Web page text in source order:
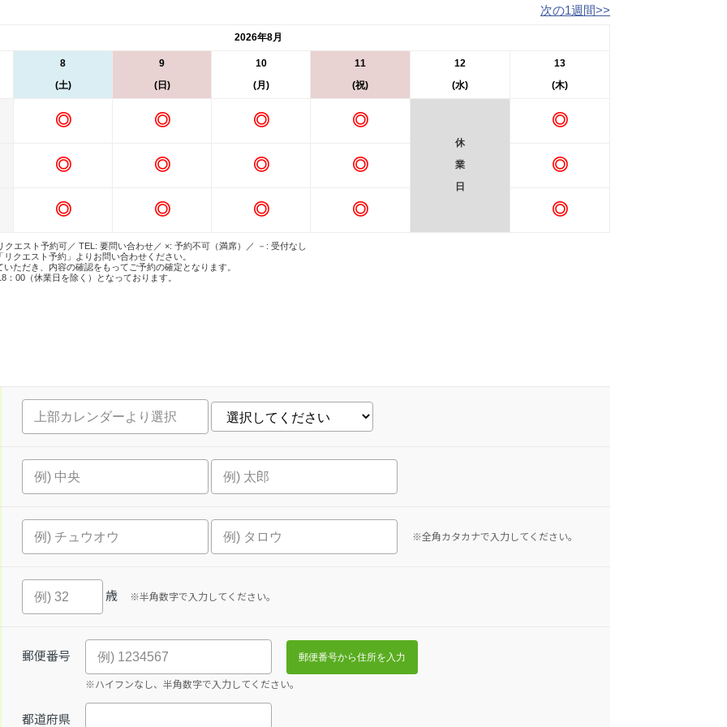
次の1週間>>
2026年8月
8
(土)
9
(日)
10
(月)
11
(祝)
12
(水)
13
(木)
◎ ◎ ◎ ◎
休
業
日
◎
◎ ◎ ◎ ◎ ◎
◎ ◎ ◎ ◎ ◎
エスト予約可／ TEL: 要問い合わせ／ ×: 予約不可（満席）／ －: 受付なし
クエスト予約」よりお問い合わせください。
ただき、内容の確認をもってご予約の確定となります。
00（休業日を除く）となっております。
※全角カタカナで入力してください。
歳 ※半角数字で入力してください。
郵便番号
※ハイフンなし、半角数字で入力してください。
都道府県